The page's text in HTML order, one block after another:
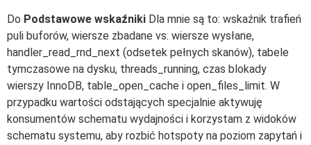
Do Podstawowe wskaźniki Dla mnie są to: wskaźnik trafień
puli buforów, wiersze zbadane vs. wiersze wysłane,
handler_read_rnd_next (odsetek pełnych skanów), tabele
tymczasowe na dysku, threads_running, czas blokady
wierszy InnoDB, table_open_cache i open_files_limit. W
przypadku wartości odstających specjalnie aktywuję
konsumentów schematu wydajności i korzystam z widoków
schematu systemu, aby rozbić hotspoty na poziom zapytań i